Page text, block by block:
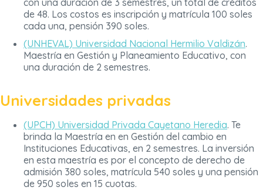
de 48. Los costos es inscripción y matrícula 100 soles
cada una, pensión 390 soles.
(UNHEVAL) Universidad Nacional Hermilio Valdizán.
Maestría en Gestión y Planeamiento Educativo, con
una duración de 2 semestres.
Universidades privadas
(UPCH) Universidad Privada Cayetano Heredia. Te
brinda la Maestría en en Gestión del cambio en
Instituciones Educativas, en 2 semestres. La inversión
en esta maestría es por el concepto de derecho de
admisión 380 soles, matrícula 540 soles y una pensión
de 950 soles en 15 cuotas.